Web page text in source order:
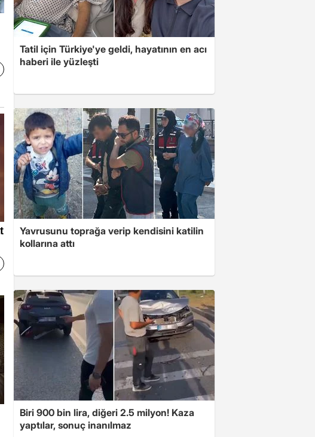
Tatil için Türkiye'ye geldi, hayatının en acı
haberi ile yüzleşti
Yavrusunu toprağa verip kendisini katilin
kollarına attı
Biri 900 bin lira, diğeri 2.5 milyon! Kaza
yaptılar, sonuç inanılmaz